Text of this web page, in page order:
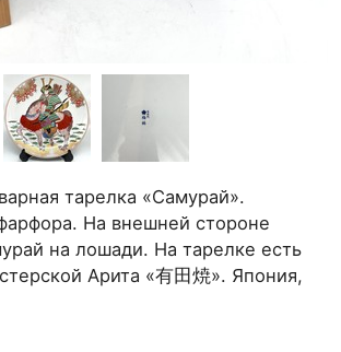
тарелка «Самурай».
На внешней стороне
на лошади. На тарелке есть
Арита «有田焼». Япония,